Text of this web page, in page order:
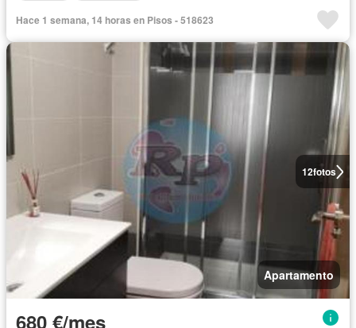
Hace 1 semana, 14 horas en Pisos - 518623
12fotos
Apartamento
680 €/mes